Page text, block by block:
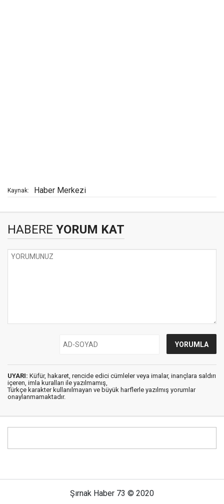
Kaynak: Haber Merkezi
HABERE YORUM KAT
UYARI: Küfür, hakaret, rencide edici cümleler veya imalar, inançlara saldırı
içeren, imla kuralları ile yazılmamış,
Türkçe karakter kullanılmayan ve büyük harflerle yazılmış yorumlar
onaylanmamaktadır.
Şırnak Haber 73 © 2020